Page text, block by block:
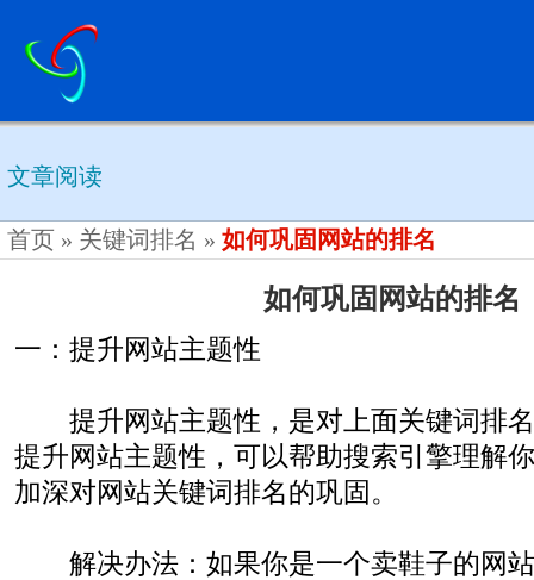
文章阅读
首页 » 关键词排名 » 如何巩固网站的排名
如何巩固网站的排名
一：提升网站主题性
提升网站主题性，是对上面关键词排名
提升网站主题性，可以帮助搜索引擎理解
加深对网站关键词排名的巩固。
解决办法：如果你是一个卖鞋子的网站